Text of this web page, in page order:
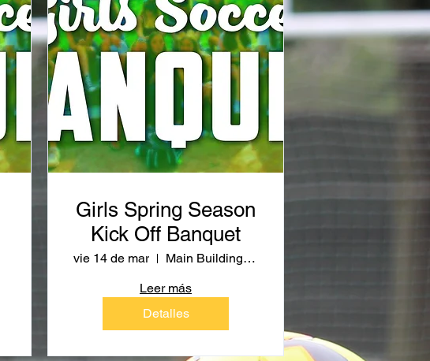
Girls Spring Season
Kick Off Banquet
vie 14 de mar
Main Building Cafeteria
Leer más
Detalles